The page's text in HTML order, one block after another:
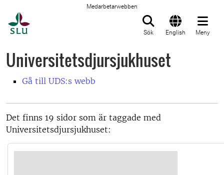
Medarbetarwebben
Sök English Meny
Universitetsdjursjukhuset
Gå till UDS:s webb
Det finns 19 sidor som är taggade med
Universitetsdjursjukhuset: